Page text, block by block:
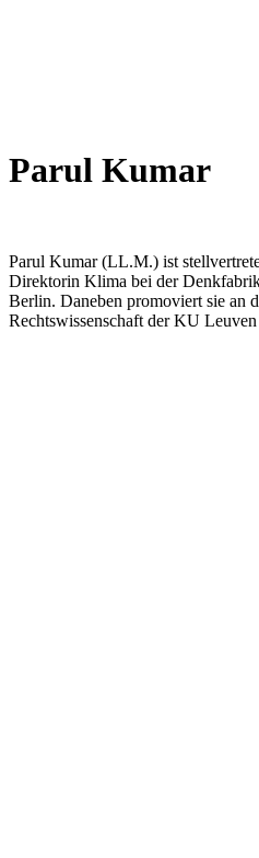
Parul Kumar
Parul Kumar (LL.M.) ist
Direktorin Klima bei der
Berlin. Daneben promoviert sie an
Rechtswissenschaft der KU